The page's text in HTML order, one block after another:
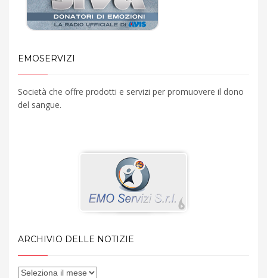
EMOSERVIZI
Società che offre prodotti e servizi per promuovere il dono
del sangue.
ARCHIVIO DELLE NOTIZIE